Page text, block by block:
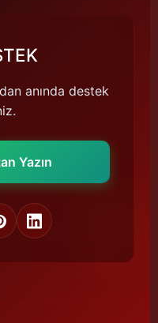
anında destek
Yazın